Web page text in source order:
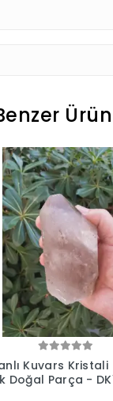
Kuvars Kristali
Doğal Parça -